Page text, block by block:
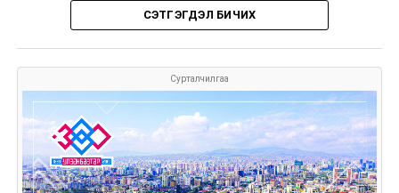
СЭТГЭГДЭЛ БИЧИХ
Сурталчилгаа